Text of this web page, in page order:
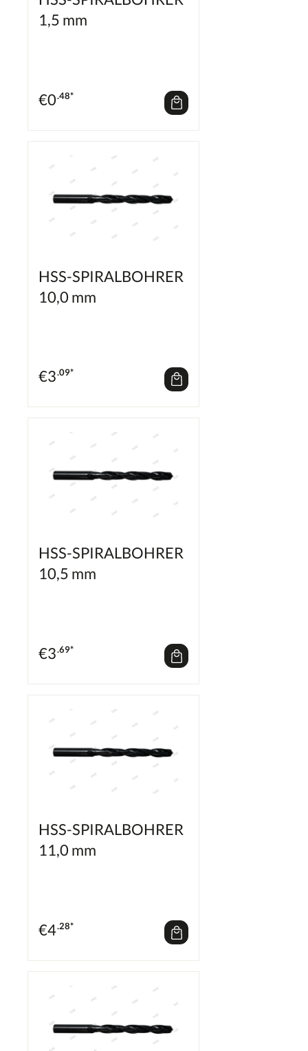
1,5 mm
€0.48*
HSS-SPIRALBOHRER
10,0 mm
€3.09*
HSS-SPIRALBOHRER
10,5 mm
€3.69*
HSS-SPIRALBOHRER
11,0 mm
€4.28*